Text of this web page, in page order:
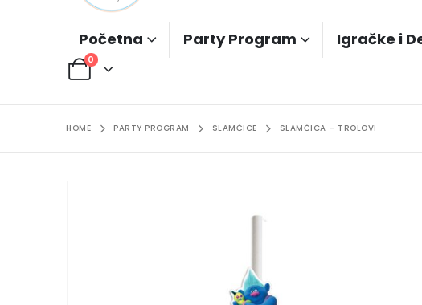
Početna Party Program Igračke i
0
HOME PARTY PROGRAM SLAMČICE SLAMČICA – TROLOVI